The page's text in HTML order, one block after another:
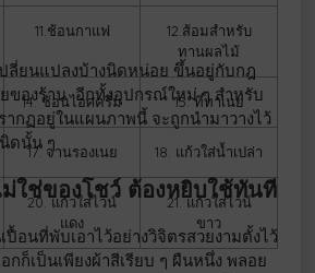
11.ช้อนกาแฟ
12.ส้อมสำหรับ
ทานผลไม้
14. ช้อนไอศครีม 15. ที่ทาเนย
17. จานรองเนย 18. แก้วใส่น้ำเปล่า
20. แก้วใส่ไวน์
แดง
21. แก้วใส่ไวน์
ขาว
ปลี่ยนแปลงบ้างนิดหน่อย ขึ้นอยู่กับกฎ
ของร้าน อีกทั้งอุปกรณ์ใหม่ ๆ สำหรับ
กฏอยู่ในแผนภาพนี้ จะถูกนำมาวางไว้
ดนั้น ๆ
ม่ใช่ของโชว์ ต้องหยิบใช้ทันที
อนที่พับเอาไว้อย่างวิจิตรสวยงามตั้งไว้
กก็เป็นเพียงผ้าสีเรียบ ๆ ผืนหนึ่ง พลอย